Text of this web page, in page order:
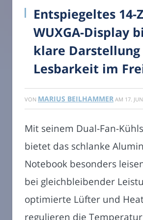
Entspiegeltes 14-
WUXGA-Display
klare Darstellung
Lesbarkeit im
VON MARIUS BEILHAMMER AM 17.
Mit seinem Dual-Fan-
bietet das schlanke
Notebook besonders
bei gleichbleibender
optimierte Lüfter und
regulieren die Temperatur